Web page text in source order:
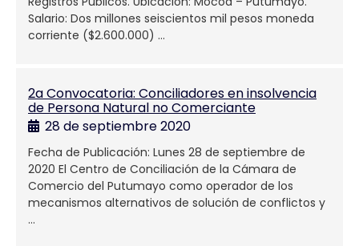
Salario: Dos millones seiscientos mil pesos moneda
corriente ($2.600.000) …
2a Convocatoria: Conciliadores en insolvencia
de Persona Natural no Comerciante
28 de septiembre 2020
Fecha de Publicación: Lunes 28 de septiembre de
2020 El Centro de Conciliación de la Cámara de
Comercio del Putumayo como operador de los
mecanismos alternativos de solución de conflictos y
…